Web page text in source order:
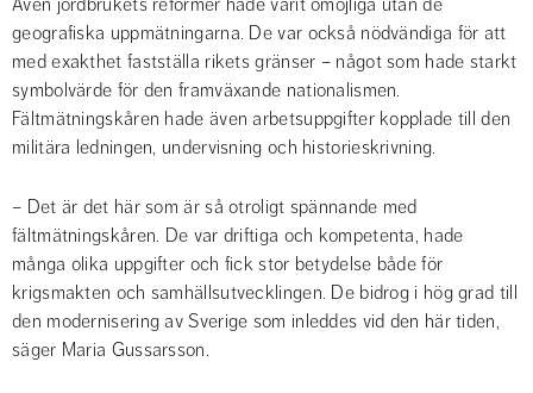
Även jordbrukets reformer hade varit omöjliga utan de
geografiska uppmätningarna. De var också nödvändiga för att
med exakthet fastställa rikets gränser – något som hade starkt
symbolvärde för den framväxande nationalismen.
Fältmätningskåren hade även arbetsuppgifter kopplade till den
militära ledningen, undervisning och historieskrivning.
– Det är det här som är så otroligt spännande med
fältmätningskåren. De var driftiga och kompetenta, hade
många olika uppgifter och fick stor betydelse både för
krigsmakten och samhällsutvecklingen. De bidrog i hög grad till
den modernisering av Sverige som inleddes vid den här tiden,
säger Maria Gussarsson.